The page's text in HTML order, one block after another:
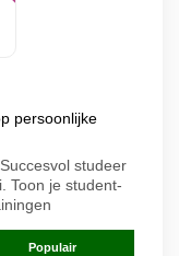
persoonlijke
studeer
Toon je student-
Populair